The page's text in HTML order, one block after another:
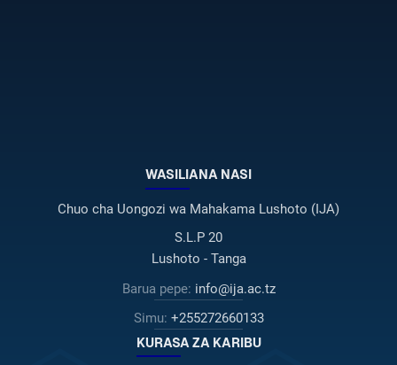
WASILIANA NASI
Chuo cha Uongozi wa Mahakama Lushoto (IJA)
S.L.P 20
Lushoto - Tanga
Barua pepe: info@ija.ac.tz
Simu: +255272660133
KURASA ZA KARIBU